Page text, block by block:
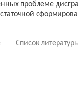
проблеме
Список